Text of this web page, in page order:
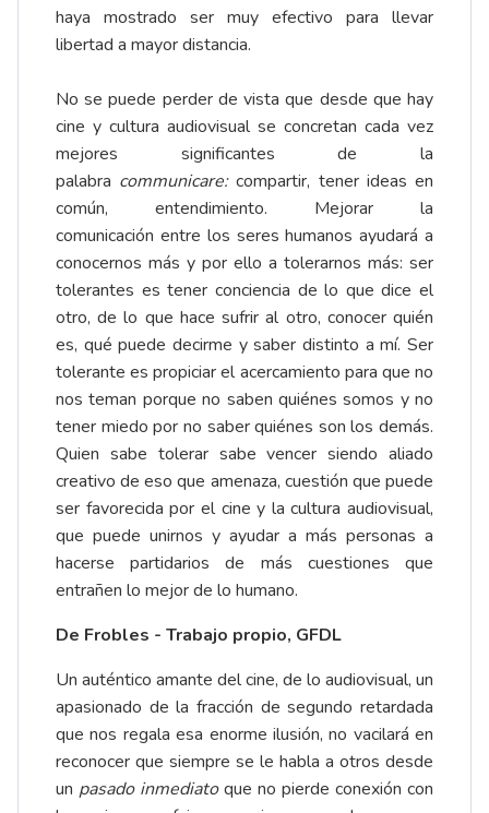
haya mostrado ser muy efectivo para llevar
libertad a mayor distancia.
No se puede perder de vista que desde que hay
cine y cultura audiovisual se concretan cada vez
mejores significantes de la
palabra communicare:compartir, tener ideas en
común, entendimiento. Mejorar la
comunicación entre los seres humanos ayudará a
conocernos más y por ello a tolerarnos más: ser
tolerantes es tener conciencia de lo que dice el
otro, de lo que hace sufrir al otro, conocer quién
es, qué puede decirme y saber distinto a mí. Ser
tolerante es propiciar el acercamiento para que no
nos teman porque no saben quiénes somos y no
tener miedo por no saber quiénes son los demás.
Quien sabe tolerar sabe vencer siendo aliado
creativo de eso que amenaza, cuestión que puede
ser favorecida por el cine y la cultura audiovisual,
que puede unirnos y ayudar a más personas a
hacerse partidarios de más cuestiones que
entrañen lo mejor de lo humano.
De Frobles - Trabajo propio, GFDL
Un auténtico amante del cine, de lo audiovisual, un
apasionado de la fracción de segundo retardada
que nos regala esa enorme ilusión, no vacilará en
reconocer que siempre se le habla a otros desde
un pasado inmediatoque no pierde conexión con